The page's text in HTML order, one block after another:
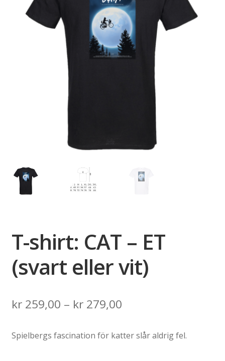
T-shirt: CAT – ET
(svart eller vit)
kr259,00 – kr279,00Price
kr 259,00
Spielbergs fascination för katter slår aldrig fel.